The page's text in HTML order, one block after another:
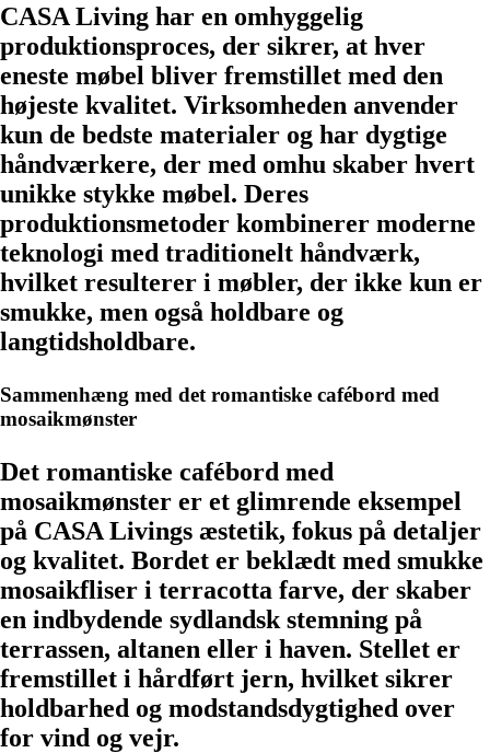
CASA Living har en omhyggelig
produktionsproces, der sikrer, at hver
eneste møbel bliver fremstillet med den
højeste kvalitet. Virksomheden anvender
kun de bedste materialer og har dygtige
håndværkere, der med omhu skaber hvert
unikke stykke møbel. Deres
produktionsmetoder kombinerer moderne
teknologi med traditionelt håndværk,
hvilket resulterer i møbler, der ikke kun er
smukke, men også holdbare og
langtidsholdbare.
Sammenhæng med det romantiske cafébord med
mosaikmønster
Det romantiske cafébord med
mosaikmønster er et glimrende eksempel
på CASA Livings æstetik, fokus på detaljer
og kvalitet. Bordet er beklædt med smukke
mosaikfliser i terracotta farve, der skaber
en indbydende sydlandsk stemning på
terrassen, altanen eller i haven. Stellet er
fremstillet i hårdført jern, hvilket sikrer
holdbarhed og modstandsdygtighed over
for vind og vejr.